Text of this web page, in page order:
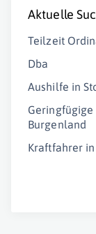
Aktuelle
Teilzeit
Dba
Aushilfe in
Burgenland
Kraftfahrer